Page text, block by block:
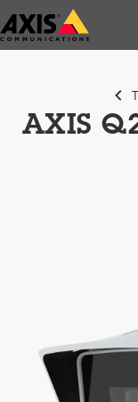
Salta
al
AXIS